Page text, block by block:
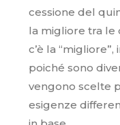
cessione del
la migliore tra le
c’è la “migliore”,
poiché sono
vengono scelte
esigenze